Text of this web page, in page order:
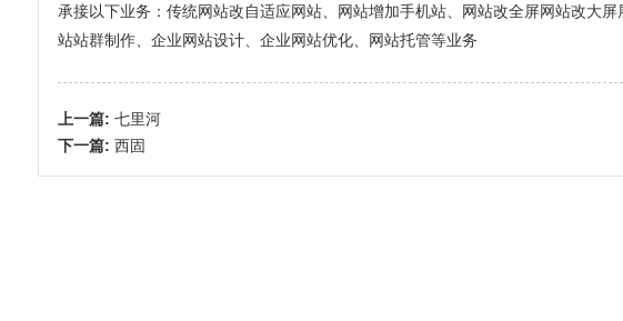
承接以下业务：传统网站改自适应网站、网站增加手机站、网站改全屏网站改大
站站群制作、企业网站设计、企业网站优化、网站托管等业务
上一篇:七里河
下一篇:西固